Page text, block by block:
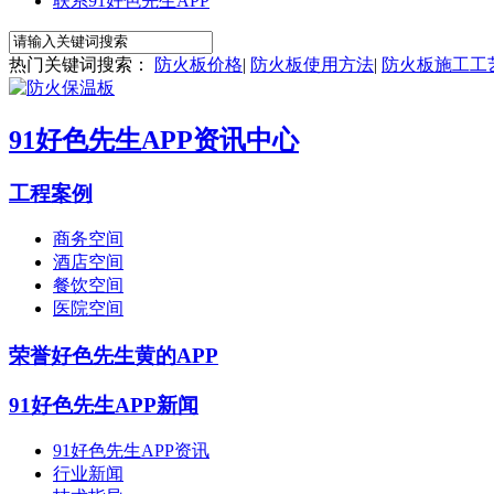
热门关键词搜索： 防火板价格| 防火板使用方法| 防火板施工工
91好色先生APP资讯中心
工程案例
商务空间
酒店空间
餐饮空间
医院空间
荣誉好色先生黄的APP
91好色先生APP新闻
91好色先生APP资讯
行业新闻